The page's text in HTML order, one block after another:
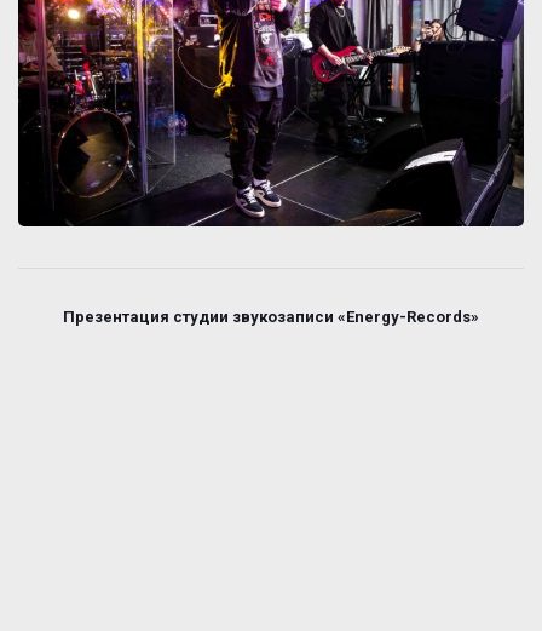
Презентация студии звукозаписи «Energy-Records»